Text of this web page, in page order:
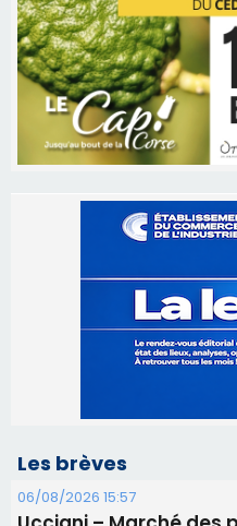
06/08/2026 15:57
Ucciani – Marché des
Corte – L’association
projection sous les
06/08/2026 15:04
Alata - Soirée Tango